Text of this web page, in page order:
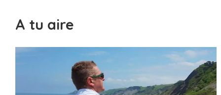
A tu aire